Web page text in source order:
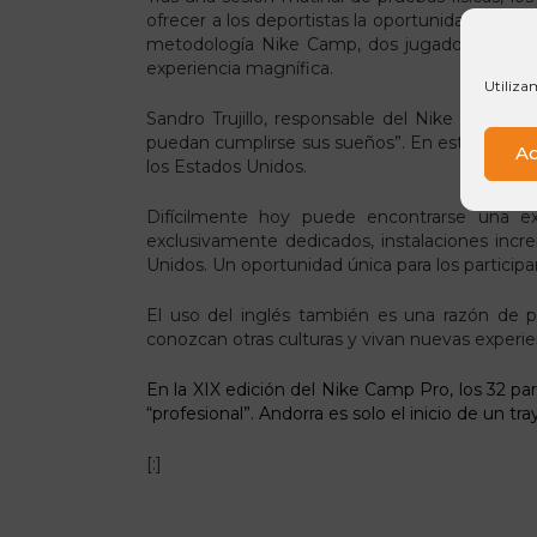
ofrecer a los deportistas la oportunidad de
metodología Nike Camp, dos jugadores de
experiencia magnífica.
Sandro Trujillo, responsable del Nike Camp
puedan cumplirse sus sueños”. En este
los Estados Unidos.
Difícilmente hoy puede encontrarse una
exclusivamente dedicados, instalaciones
Unidos. Un oportunidad única para los
El uso del inglés también es una razón de
conozcan otras culturas y vivan nuevas
En la XIX edición del Nike Camp Pro, los 32
“profesional”. Andorra es solo el inicio de un
[:]